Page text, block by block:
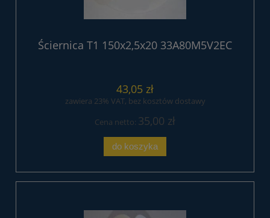
Ściernica T1 150x2,5x20 33A80M5V2EC
43,05 zł
zawiera 23% VAT, bez kosztów dostawy
Cena netto: 35,00 zł
do koszyka